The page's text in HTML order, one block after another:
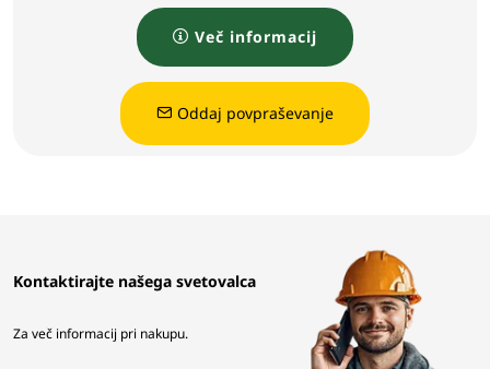
Več informacij
Oddaj povpraševanje
Kontaktirajte našega svetovalca
Za več informacij pri nakupu.